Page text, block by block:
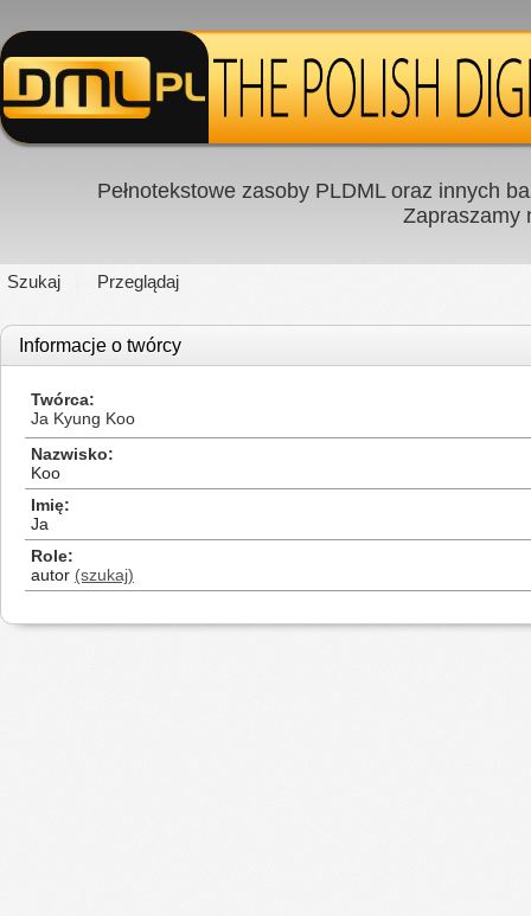
Pełnotekstowe zasoby PLDML oraz innych
Zapraszamy
Szukaj Przeglądaj
Informacje o twórcy
Twórca
Ja Kyung Koo
Nazwisko
Koo
Imię
Ja
Role
autor (szukaj)